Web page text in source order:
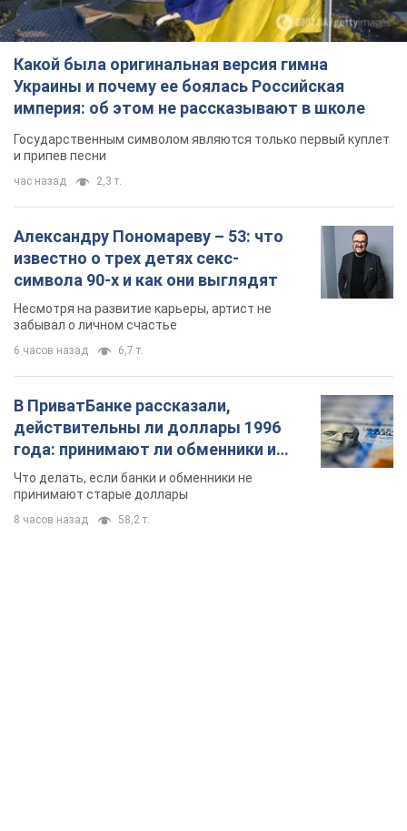
Какой была оригинальная версия гимна
Украины и почему ее боялась Российская
империя: об этом не рассказывают в школе
Государственным символом являются только первый куплет
и припев песни
час назад 2,3 т.
Александру Пономареву – 53: что
известно о трех детях секс-
символа 90-х и как они выглядят
Несмотря на развитие карьеры, артист не
забывал о личном счастье
6 часов назад 6,7 т.
В ПриватБанке рассказали,
действительны ли доллары 1996
года: принимают ли обменники и
банки такие купюры
Что делать, если банки и обменники не
принимают старые доллары
8 часов назад 58,2 т.